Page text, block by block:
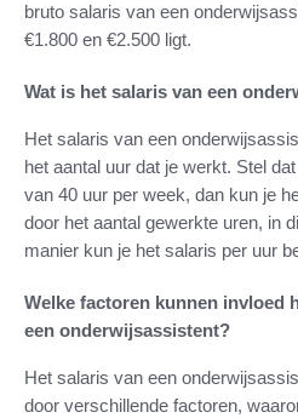
bruto salaris van een
€1.800 en €2.500 ligt.
Wat is het salaris van een
Het salaris van een
het aantal uur dat je werkt. Stel
van 40 uur per week, dan kun je
door het aantal gewerkte uren, in
manier kun je het salaris per uur
Welke factoren kunnen invloed
een onderwijsassistent?
Het salaris van een
door verschillende factoren,